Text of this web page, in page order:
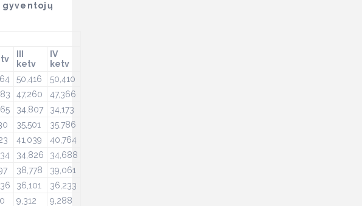
ketv
IV
ketv
50,416
50,410
47,260
47,366
34,807
34,173
35,501
35,786
41,039
40,764
34,826
34,688
38,778
39,061
36,101
36,233
9,312
9,288